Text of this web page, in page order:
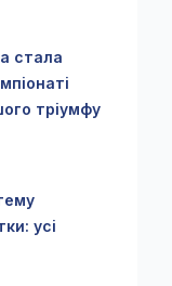
стала
тріумфу
усі